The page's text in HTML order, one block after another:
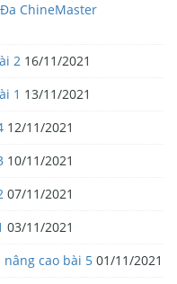
ChineMaster
2 16/11/2021
1 13/11/2021
12/11/2021
10/11/2021
07/11/2021
03/11/2021
cao bài 5 01/11/2021